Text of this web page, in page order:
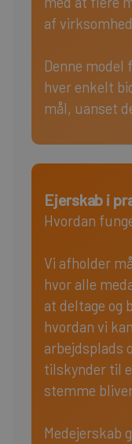
af
Denne
hver enkelt
mål, uanset
Ejerskab i
Hvordan
Vi afholder
hvor alle
at deltage og
hvordan vi
arbejdsplads
tilskynder til
stemme
Medejerskab